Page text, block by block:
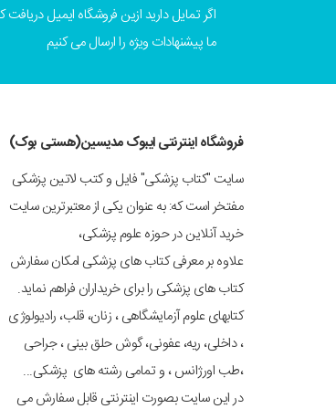
اگر تمایل دارید ازین فروشگاه ایمیل دریافت
ما پیشنهادات ویژه را ارسال می کنیم
فروشگاه اینترنتی ایبوک مدیسین(هستی بوک)
سایت "کتاب پزشکی" فایل و کتب لاتین پزشکی
مفتخر است که: به عنوان یکی از معتبرترین سایت
خرید آنلاین در حوزه علوم پزشکی،
علاوه بر معرفی کتاب های پزشکی امکان سفارش
کتاب های پزشکی را برای خریداران فراهم نماید.
کتابهای علوم آزمایشگاهی ، زنان، قلب، رادیولوژی
، داخلی، ریه، عفونی، گوش حلق بینی ، جراحی
،طب اورژانس ، و تمامی رشته های پزشکی...
در این سایت بصورت اینترنتی قابل سفارش می